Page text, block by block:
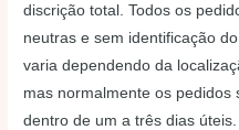
discrição total. Todos os
neutras e sem identificação
varia dependendo da
mas normalmente os pedidos
dentro de um a três dias